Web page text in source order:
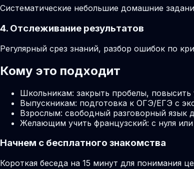
Систематические небольшие домашние
4. Отслеживание результатов
Регулярный срез знаний, разбор ошибок по
Кому это подходит
Школьникам: закрыть пробелы, повысить
Выпускникам: подготовка к ОГЭ/ЕГЭ с
Взрослым: свободный разговорный язык
Желающим учить французский: с нуля или
Начнем с бесплатного знакомства
Короткая беседа на 15 минут для понимания